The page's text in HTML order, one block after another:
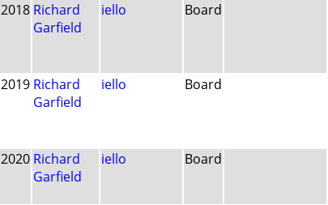
2018 Richard
Garfield
iello Board
2019 Richard
Garfield
iello Board
2020 Richard
Garfield
iello Board